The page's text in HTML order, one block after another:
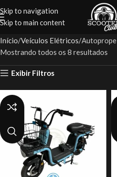
Skip to navigation
Skip to main content
Início Veículos Elétricos
Mostrando todos os 8 resultados
Exibir Filtros